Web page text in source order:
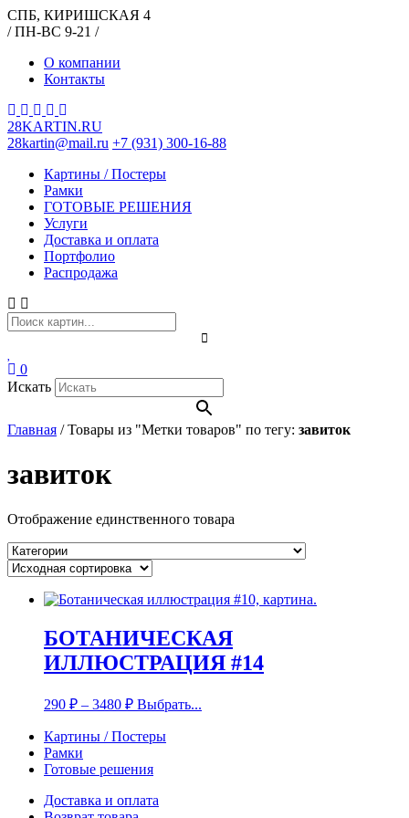
СПБ, КИРИШСКАЯ 4
/ ПН-ВС 9-21 /
О компании
Контакты
28KARTIN.RU
28kartin@mail.ru +7 (931) 300-16-88
Картины / Постеры
Рамки
ГОТОВЫЕ РЕШЕНИЯ
Услуги
Доставка и оплата
Портфолио
Распродажа
0
Искать
Главная /Товары из "Метки товаров" по тегу: завиток
завиток
Отображение единственного товара
БОТАНИЧЕСКАЯ
ИЛЛЮСТРАЦИЯ #14
290 ₽ – 3480 ₽ Выбрать...
Картины / Постеры
Рамки
Готовые решения
Доставка и оплата